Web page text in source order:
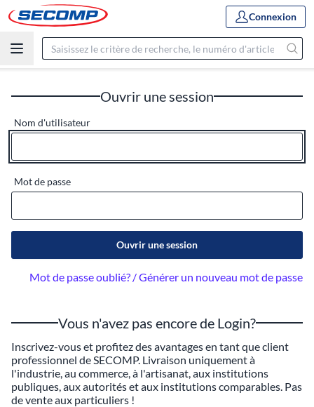
Connexion
Ouvrir une session
Nom d'utilisateur
Mot de passe
Ouvrir une session
Mot de passe oublié? / Générer un nouveau mot de passe
Vous n'avez pas encore de Login?
Inscrivez-vous et profitez des avantages en tant que client
professionnel de SECOMP. Livraison uniquement à
l'industrie, au commerce, à l'artisanat, aux institutions
publiques, aux autorités et aux institutions comparables. Pas
de vente aux particuliers !